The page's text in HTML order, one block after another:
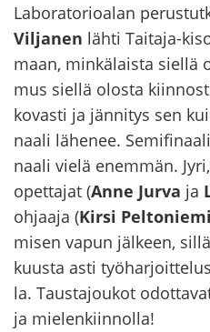
La­bo­ra­to­rio­alan
Vil­ja­nen lähti Taitaja-​
maan, min­kä­lais­ta siel­lä
mus siel­lä olos­ta
ko­vas­ti ja jän­ni­tys sen
naa­li lä­he­nee.
naa­li vielä enem­män.
opet­ta­jat (Anne Jurva ja
oh­jaa­ja (Kirsi Pel­to­nie­mi
mi­sen vapun jäl­keen,
kuus­ta asti
la. Taus­ta­jou­kot
ja mie­len­kiin­nol­la!